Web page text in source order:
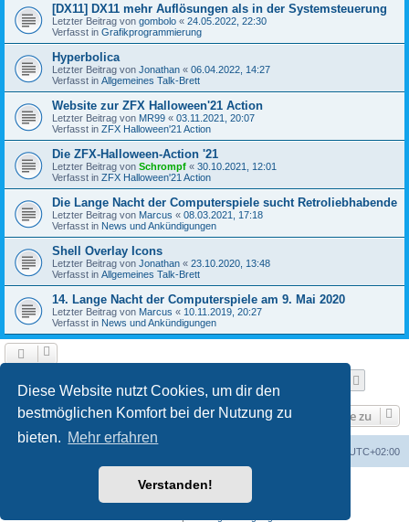
Diese Website nutzt Cookies, um dir den
bestmöglichen Komfort bei der Nutzung zu
bieten. Mehr erfahren
Verstanden!
[DX11] DX11 mehr Auflösungen als in der Systemsteuerung
Letzter Beitrag von gombolo « 24.05.2022, 22:30
Verfasst in Grafikprogrammierung
Hyperbolica
Letzter Beitrag von Jonathan « 06.04.2022, 14:27
Verfasst in Allgemeines Talk-Brett
Website zur ZFX Halloween'21 Action
Letzter Beitrag von MR99 « 03.11.2021, 20:07
Verfasst in ZFX Halloween'21 Action
Die ZFX-Halloween-Action '21
Letzter Beitrag von Schrompf « 30.10.2021, 12:01
Verfasst in ZFX Halloween'21 Action
Die Lange Nacht der Computerspiele sucht Retroliebhabende
Letzter Beitrag von Marcus « 08.03.2021, 17:18
Verfasst in News und Ankündigungen
Shell Overlay Icons
Letzter Beitrag von Jonathan « 23.10.2020, 13:48
Verfasst in Allgemeines Talk-Brett
14. Lange Nacht der Computerspiele am 9. Mai 2020
Letzter Beitrag von Marcus « 10.11.2019, 20:27
Verfasst in News und Ankündigungen
Gehe zu
UTC+02:00
Powered byphpBB® Forum Software © phpBB Limited
phpBB.de